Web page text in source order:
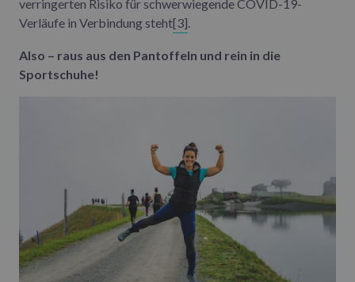
verringerten Risiko für schwerwiegende COVID-19-
Verläufe in Verbindung steht[3]
Also – raus aus den Pantoffeln und rein in die
Sportschuhe!